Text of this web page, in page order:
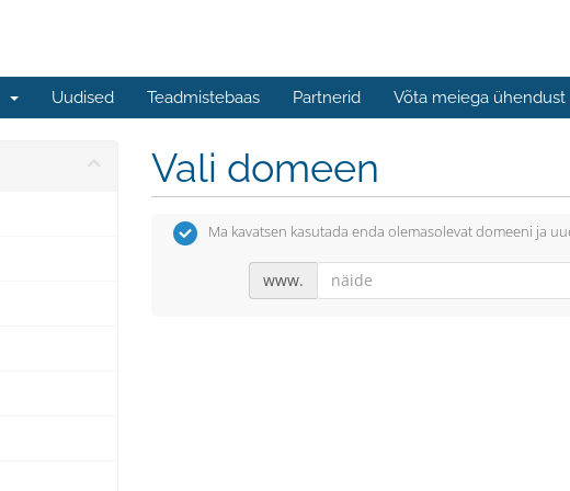
Uudised Teadmistebaas Partnerid Võta meiega ühendust
Vali domeen
Ma kavatsen kasutada enda olemasolevat domeeni ja
www.